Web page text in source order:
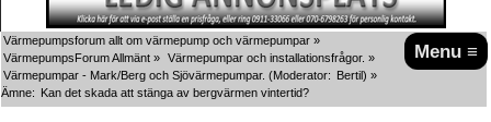
Menu ≡
Värmepumpsforum allt om värmepump och värmepumpar »
VärmepumpsForum Allmänt » Värmepumpar och installationsfrågor. »
Värmepumpar - Mark/Berg och Sjövärmepumpar. (Moderator: Bertil) »
Ämne: Kan det skada att stänga av bergvärmen vintertid?